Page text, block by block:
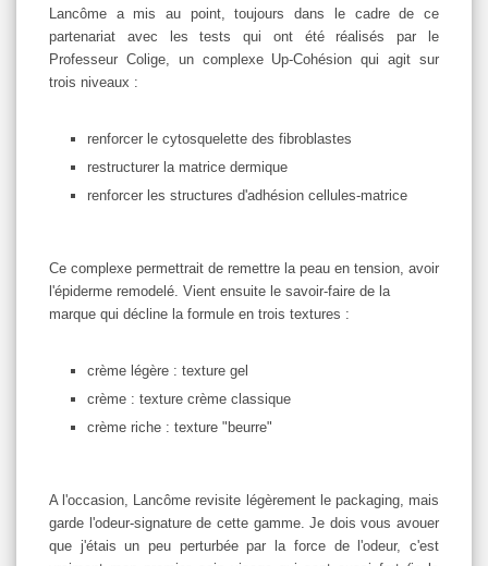
Lancôme a mis au point, toujours dans le cadre de ce
partenariat avec les tests qui ont été réalisés par le
Professeur Colige, un complexe Up-Cohésion qui agit sur
trois niveaux :
renforcer le cytosquelette des fibroblastes
restructurer la matrice dermique
renforcer les structures d'adhésion cellules-matrice
Ce complexe permettrait de remettre la peau en tension, avoir
l'épiderme remodelé. Vient ensuite le savoir-faire de la
marque qui décline la formule en trois textures :
crème légère : texture gel
crème : texture crème classique
crème riche : texture "beurre"
A l'occasion, Lancôme revisite légèrement le packaging, mais
garde l'odeur-signature de cette gamme. Je dois vous avouer
que j'étais un peu perturbée par la force de l'odeur, c'est